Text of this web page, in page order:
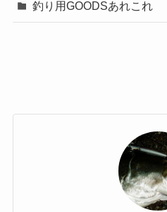
釣り用GOODSあれこれ